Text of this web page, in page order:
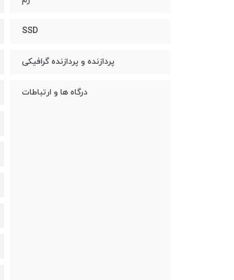
SSD
پردازنده و پردازنده گرافیکی
درگاه ها و ارتباطات